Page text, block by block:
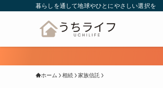
暮らしを通して地球やひとにやさしい選択を
ホーム 相続 家族信託